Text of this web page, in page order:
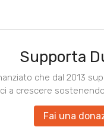
Supporta
che dal 2013
a crescere
Fai una